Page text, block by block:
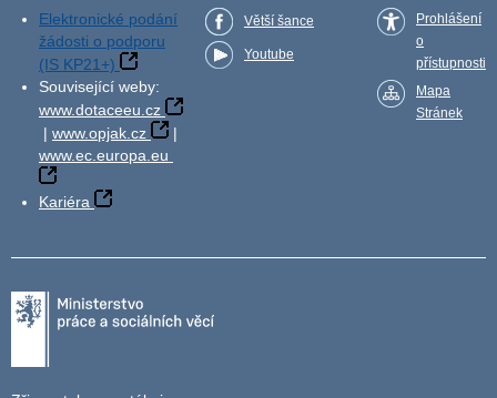
Elektronické podání
žádosti o podporu
(IS KP21+)
Související weby:
www.dotaceeu.cz
| www.opjak.cz
|
www.ec.europa.eu
Kariéra
Větší šance
Youtube
Prohlášení
o
přístupnosti
Mapa
Stránek